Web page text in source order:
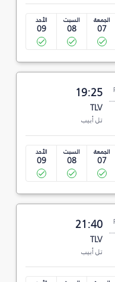
الجمعة
07
السبت
08
الأحد
09
19:25
TLV
تل أبيب
الجمعة
07
السبت
08
الأحد
09
21:40
TLV
تل أبيب